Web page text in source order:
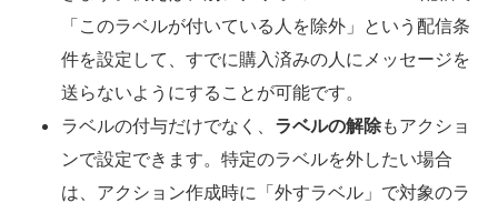
「このラベルが付いている人を除外」という配信条
件を設定して、すでに購入済みの人にメッセージを
送らないようにすることが可能です。
ラベルの付与だけでなく、 ラベルの解除もアクショ
ンで設定できます。特定のラベルを外したい場合
は、アクション作成時に「外すラベル」で対象のラ